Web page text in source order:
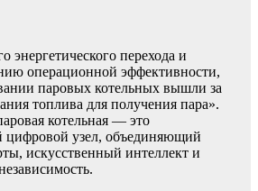
энергетического перехода и
операционной эффективности,
паровых котельных вышли за
топлива для получения пара».
котельная — это
цифровой узел, объединяющий
искусственный интеллект и